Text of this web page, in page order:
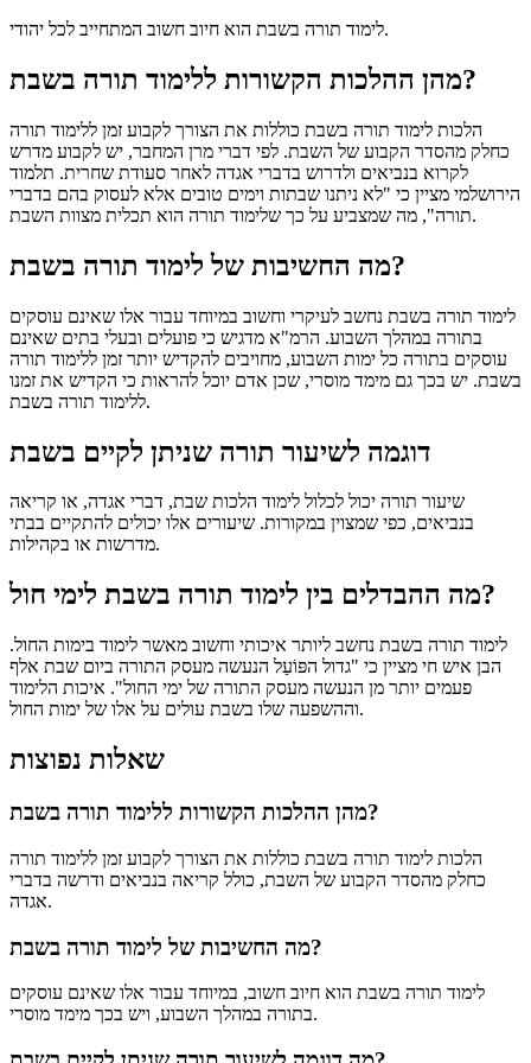
לימוד תורה בשבת הוא חיוב חשוב המתחייב לכל יהודי.
מהן ההלכות הקשורות ללימוד תורה בשבת?
הלכות לימוד תורה בשבת כוללות את הצורך לקבוע זמן ללימוד תורה
כחלק מהסדר הקבוע של השבת. לפי דברי מרן המחבר, יש לקבוע מדרש
לקרוא בנביאים ולדרוש בדברי אגדה לאחר סעודת שחרית. תלמוד
הירושלמי מציין כי "לא ניתנו שבתות וימים טובים אלא לעסוק בהם בדברי
תורה", מה שמצביע על כך שלימוד תורה הוא תכלית מצוות השבת.
מה החשיבות של לימוד תורה בשבת?
לימוד תורה בשבת נחשב לעיקרי וחשוב במיוחד עבור אלו שאינם עוסקים
בתורה במהלך השבוע. הרמ"א מדגיש כי פועלים ובעלי בתים שאינם
עוסקים בתורה כל ימות השבוע, מחויבים להקדיש יותר זמן ללימוד תורה
בשבת. יש בכך גם מימד מוסרי, שכן אדם יוכל להראות כי הקדיש את זמנו
ללימוד תורה בשבת.
דוגמה לשיעור תורה שניתן לקיים בשבת
שיעור תורה יכול לכלול לימוד הלכות שבת, דברי אגדה, או קריאה
בנביאים, כפי שמצוין במקורות. שיעורים אלו יכולים להתקיים בבתי
מדרשות או בקהילות.
מה ההבדלים בין לימוד תורה בשבת לימי חול?
לימוד תורה בשבת נחשב ליותר איכותי וחשוב מאשר לימוד בימות החול.
הבן איש חי מציין כי "גדול הפּוֹעַל הנעשה מעסק התורה ביום שבת אלף
פעמים יותר מן הנעשה מעסק התורה של ימי החול". איכות הלימוד
וההשפעה שלו בשבת עולים על אלו של ימות החול.
שאלות נפוצות
מהן ההלכות הקשורות ללימוד תורה בשבת?
הלכות לימוד תורה בשבת כוללות את הצורך לקבוע זמן ללימוד תורה
כחלק מהסדר הקבוע של השבת, כולל קריאה בנביאים ודרשה בדברי
אגדה.
מה החשיבות של לימוד תורה בשבת?
לימוד תורה בשבת הוא חיוב חשוב, במיוחד עבור אלו שאינם עוסקים
בתורה במהלך השבוע, ויש בכך מימד מוסרי.